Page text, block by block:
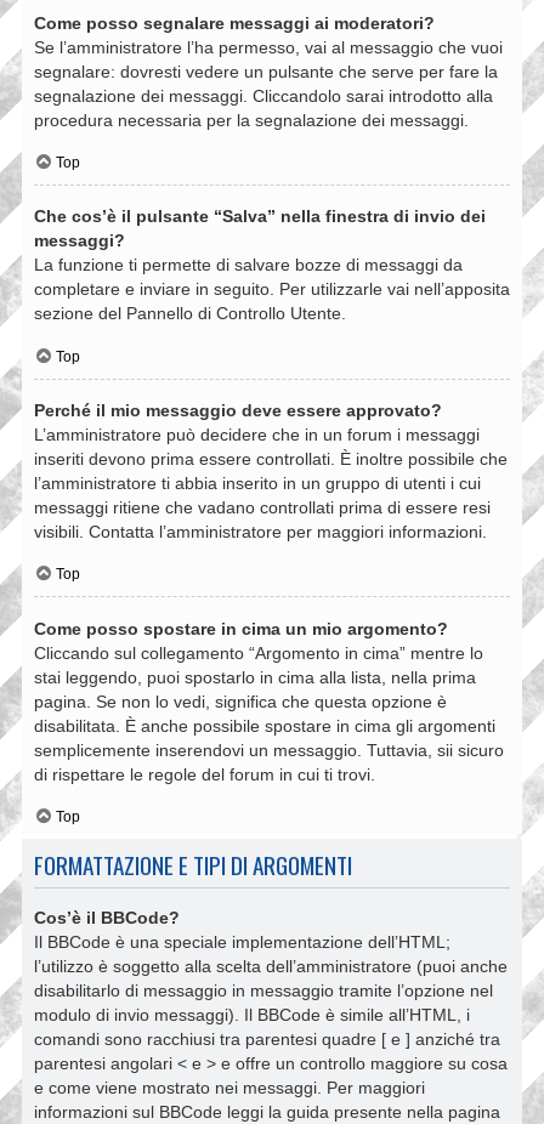
Come posso segnalare messaggi ai moderatori?
Se l’amministratore l’ha permesso, vai al messaggio che vuoi
segnalare: dovresti vedere un pulsante che serve per fare la
segnalazione dei messaggi. Cliccandolo sarai introdotto alla
procedura necessaria per la segnalazione dei messaggi.
Top
Che cos’è il pulsante “Salva” nella finestra di invio dei
messaggi?
La funzione ti permette di salvare bozze di messaggi da
completare e inviare in seguito. Per utilizzarle vai nell’apposita
sezione del Pannello di Controllo Utente.
Top
Perché il mio messaggio deve essere approvato?
L’amministratore può decidere che in un forum i messaggi
inseriti devono prima essere controllati. È inoltre possibile che
l’amministratore ti abbia inserito in un gruppo di utenti i cui
messaggi ritiene che vadano controllati prima di essere resi
visibili. Contatta l’amministratore per maggiori informazioni.
Top
Come posso spostare in cima un mio argomento?
Cliccando sul collegamento “Argomento in cima” mentre lo
stai leggendo, puoi spostarlo in cima alla lista, nella prima
pagina. Se non lo vedi, significa che questa opzione è
disabilitata. È anche possibile spostare in cima gli argomenti
semplicemente inserendovi un messaggio. Tuttavia, sii sicuro
di rispettare le regole del forum in cui ti trovi.
Top
FORMATTAZIONE E TIPI DI ARGOMENTI
Cos’è il BBCode?
Il BBCode è una speciale implementazione dell’HTML;
l’utilizzo è soggetto alla scelta dell’amministratore (puoi anche
disabilitarlo di messaggio in messaggio tramite l’opzione nel
modulo di invio messaggi). Il BBCode è simile all’HTML, i
comandi sono racchiusi tra parentesi quadre [ e ] anziché tra
parentesi angolari < e > e offre un controllo maggiore su cosa
e come viene mostrato nei messaggi. Per maggiori
informazioni sul BBCode leggi la guida presente nella pagina